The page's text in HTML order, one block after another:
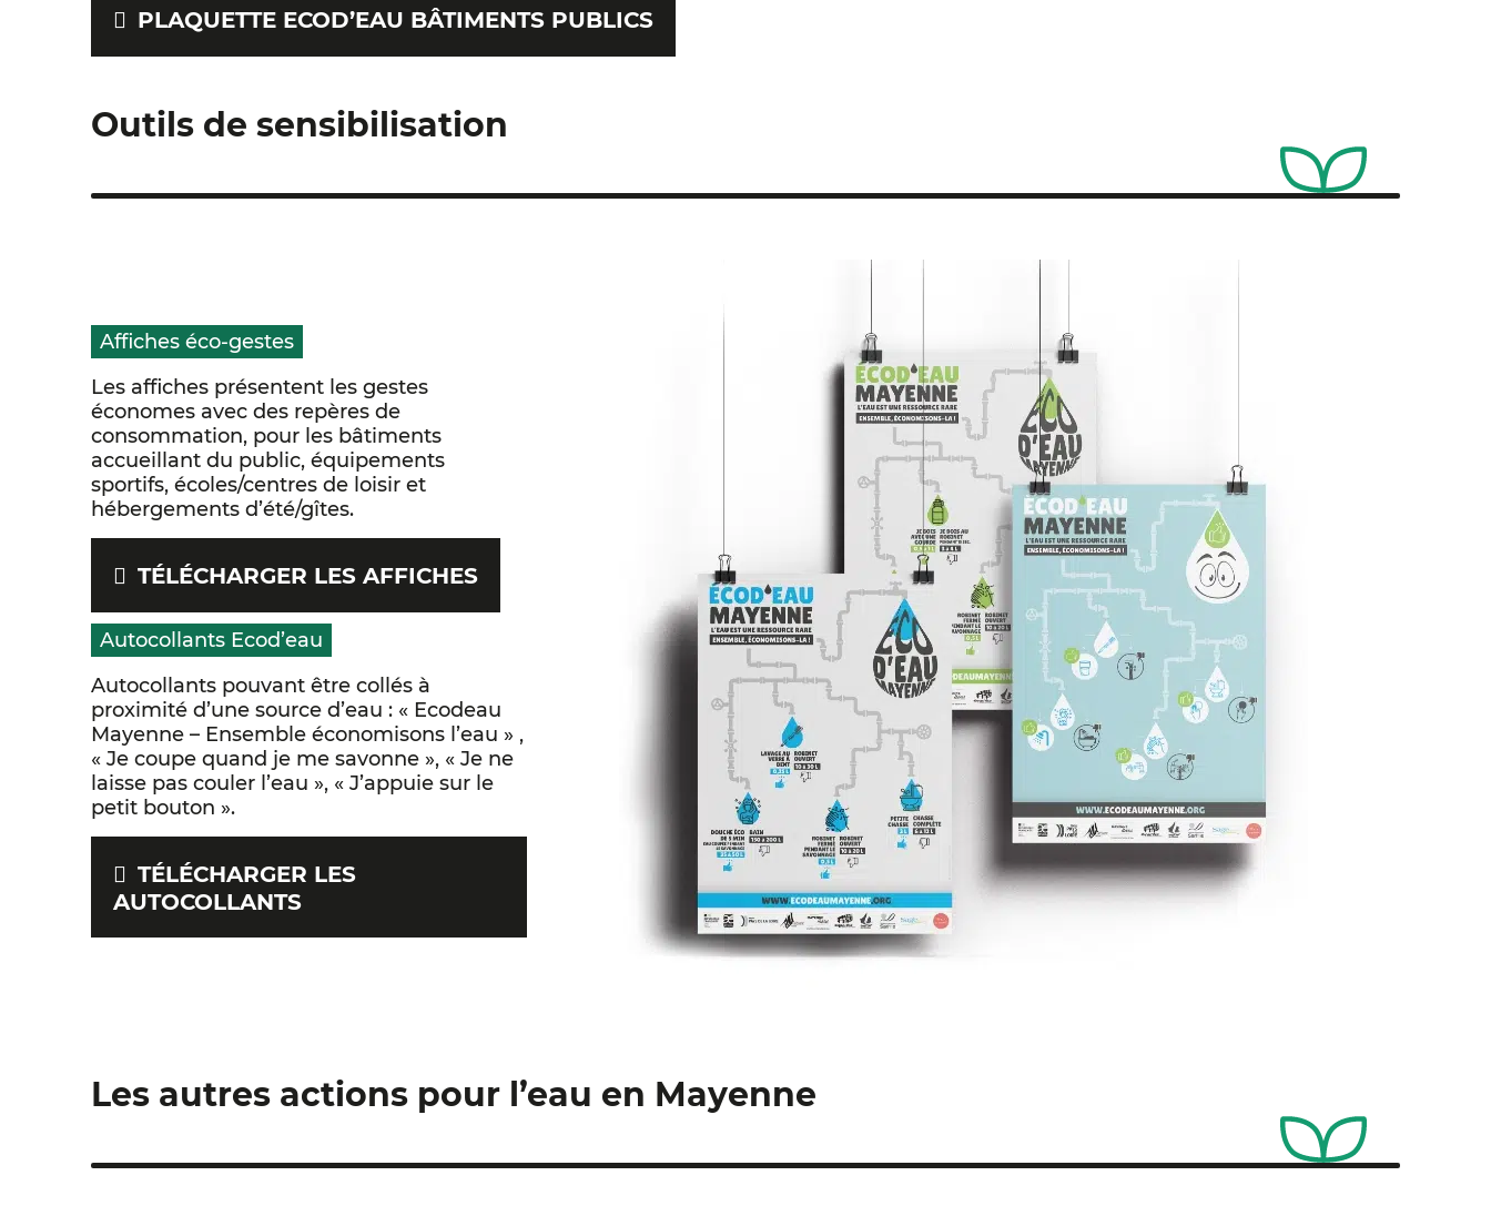
PLAQUETTE ECOD’EAU BÂTIMENTS PUBLICS
Outils de sensibilisation
Affiches éco-gestes
Les affiches présentent les gestes
économes avec des repères de
consommation, pour les bâtiments
accueillant du public, équipements
sportifs, écoles/centres de loisir et
hébergements d’été/gîtes.
TÉLÉCHARGER LES AFFICHES
Autocollants Ecod’eau
Autocollants pouvant être collés à
proximité d’une source d’eau : « Ecodeau
Mayenne – Ensemble économisons l’eau » ,
« Je coupe quand je me savonne », « Je ne
laisse pas couler l’eau », « J’appuie sur le
petit bouton ».
TÉLÉCHARGER LES
AUTOCOLLANTS
Les autres actions pour l’eau en Mayenne